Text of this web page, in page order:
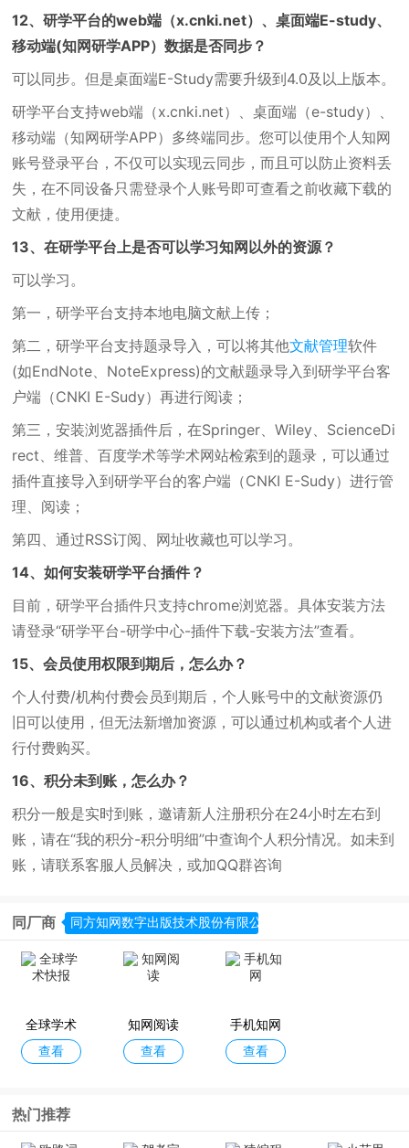
12、研学平台的web端（x.cnki.net）、桌面端E-study、
移动端(知网研学APP）数据是否同步？
可以同步。但是桌面端E-Study需要升级到4.0及以上版本。
研学平台支持web端（x.cnki.net）、桌面端（e-study）、
移动端（知网研学APP）多终端同步。您可以使用个人知网
账号登录平台，不仅可以实现云同步，而且可以防止资料丢
失，在不同设备只需登录个人账号即可查看之前收藏下载的
文献，使用便捷。
13、在研学平台上是否可以学习知网以外的资源？
可以学习。
第一，研学平台支持本地电脑文献上传；
第二，研学平台支持题录导入，可以将其他文献管理软件
(如EndNote、NoteExpress)的文献题录导入到研学平台客
户端（CNKI E-Sudy）再进行阅读；
第三，安装浏览器插件后，在Springer、Wiley、ScienceDi
rect、维普、百度学术等学术网站检索到的题录，可以通过
插件直接导入到研学平台的客户端（CNKI E-Sudy）进行管
理、阅读；
第四、通过RSS订阅、网址收藏也可以学习。
14、如何安装研学平台插件？
目前，研学平台插件只支持chrome浏览器。具体安装方法
请登录“研学平台-研学中心-插件下载-安装方法”查看。
15、会员使用权限到期后，怎么办？
个人付费/机构付费会员到期后，个人账号中的文献资源仍
旧可以使用，但无法新增加资源，可以通过机构或者个人进
行付费购买。
16、积分未到账，怎么办？
积分一般是实时到账，邀请新人注册积分在24小时左右到
账，请在“我的积分-积分明细”中查询个人积分情况。如未到
账，请联系客服人员解决，或加QQ群咨询
同厂商 同方知网数字出版技术股份有限公司
全球学术
快报
查看
知网阅读
查看
手机知网
查看
热门推荐